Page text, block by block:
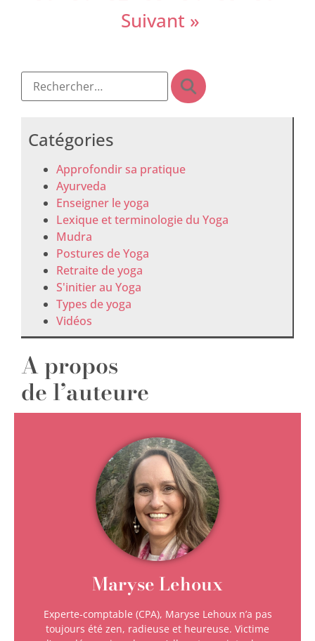
Suivant »
Catégories
Approfondir sa pratique
Ayurveda
Enseigner le yoga
Lexique et terminologie du Yoga
Mudra
Postures de Yoga
Retraite de yoga
S'initier au Yoga
Types de yoga
Vidéos
A propos
de l’auteure
Maryse Lehoux
Experte-comptable (CPA), Maryse Lehoux n’a pas
toujours été zen, radieuse et heureuse. Victime